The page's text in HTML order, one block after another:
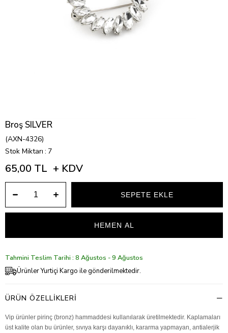
Broş SILVER
(AXN-4326)
Stok Miktarı : 7
65,00 TL + KDV
Tahmini Teslim Tarihi : 8 Ağustos - 9 Ağustos
Ürünler Yurtiçi Kargo ile gönderilmektedir.
ÜRÜN ÖZELLIKLERI
Vip ürünler pirinç (bronz) hammaddesi kullanılarak üretilmektedir. Kaplamaları
üst kalite olan bu ürünler, sıvıya karşı dayanıklı, kararma yapmayan, antialerjik